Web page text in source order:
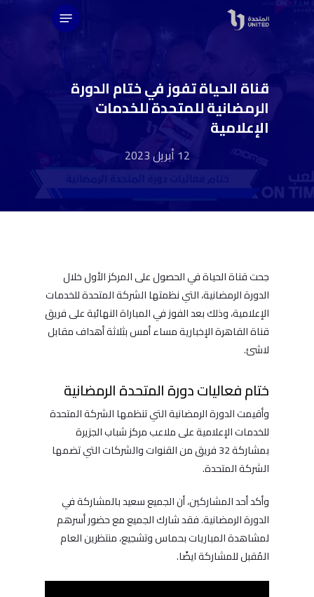
Menu
قناة الحياة تفوز في ختام الدورة
الرمضانية للمتحدة للخدمات
الإعلامية
12 أبريل 2023
جحت قناة الحياة في الحصول على المركز الأول خلال
الدورة الرمضانية، التي نظمتها الشركة المتحدة للخدمات
الإعلامية، وذلك بعد الفوز في المباراة النهائية على فريق
قناة القاهرة الإخبارية مساء أمس بثلاثة أهداف مقابل
لاشئ.
ختام فعاليات دورة المتحدة الرمضانية
وأقيمت الدورة الرمضانية التي تنظمها الشركة المتحدة
للخدمات الإعلامية على ملاعب مركز شباب الجزيرة
بمشاركة 32 فريق من القنوات والشركات التي تضمها
الشركة المتحدة.
وأكد أحد المشاركين، أن الجميع سعيد بالمشاركة في
الدورة الرمضانية. فقد شارك الجميع مع حضور أسرهم
لمشاهدة المباريات بحماس وتشجيع، منتظرين العام
المُقبل للمشاركة ايضًا.